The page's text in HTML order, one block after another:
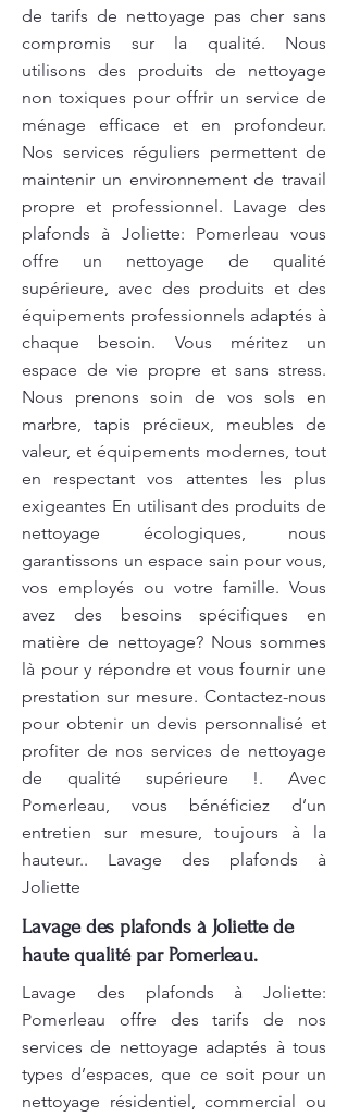
de tarifs de nettoyage pas cher sans
compromis sur la qualité. Nous
utilisons des produits de nettoyage
non toxiques pour offrir un service de
ménage efficace et en profondeur.
Nos services réguliers permettent de
maintenir un environnement de travail
propre et professionnel. Lavage des
plafonds à Joliette: Pomerleau vous
offre un nettoyage de qualité
supérieure, avec des produits et des
équipements professionnels adaptés à
chaque besoin. Vous méritez un
espace de vie propre et sans stress.
Nous prenons soin de vos sols en
marbre, tapis précieux, meubles de
valeur, et équipements modernes, tout
en respectant vos attentes les plus
exigeantes En utilisant des produits de
nettoyage écologiques, nous
garantissons un espace sain pour vous,
vos employés ou votre famille. Vous
avez des besoins spécifiques en
matière de nettoyage? Nous sommes
là pour y répondre et vous fournir une
prestation sur mesure. Contactez-nous
pour obtenir un devis personnalisé et
profiter de nos services de nettoyage
de qualité supérieure !. Avec
Pomerleau, vous bénéficiez d’un
entretien sur mesure, toujours à la
hauteur.. Lavage des plafonds à
Joliette
Lavage des plafonds à Joliette de
haute qualité par Pomerleau.
Lavage des plafonds à Joliette:
Pomerleau offre des tarifs de nos
services de nettoyage adaptés à tous
types d’espaces, que ce soit pour un
nettoyage résidentiel, commercial ou